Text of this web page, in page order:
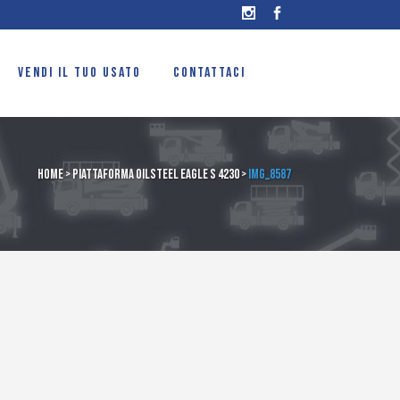
VENDI IL TUO USATO CONTATTACI
Home>Piattaforma OilSteel Eagle s 4230>IMG_8587